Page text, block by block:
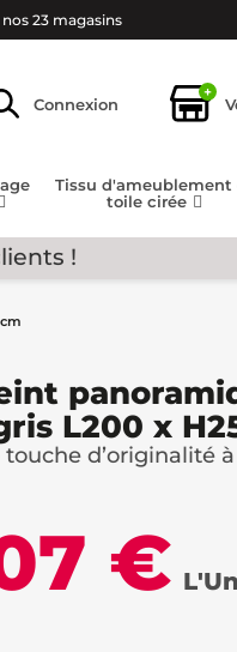
23 magasins
Connexion
+
Tissu d'ameublement
toile cirée
!
L200 x
d’originalité
€